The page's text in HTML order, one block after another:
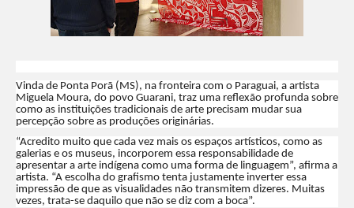
Vinda de Ponta Porã (MS), na fronteira com o Paraguai, a artista
Miguela Moura, do povo Guarani, traz uma reflexão profunda sobre
como as instituições tradicionais de arte precisam mudar sua
percepção sobre as produções originárias.
“Acredito muito que cada vez mais os espaços artísticos, como as
galerias e os museus, incorporem essa responsabilidade de
apresentar a arte indígena como uma forma de linguagem”, afirma a
artista. “A escolha do grafismo tenta justamente inverter essa
impressão de que as visualidades não transmitem dizeres. Muitas
vezes, trata-se daquilo que não se diz com a boca”.